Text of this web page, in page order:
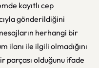
kayıtlı cep
gönderildiğini
herhangi bir
ilanı ile ilgili olmadığını
parçası olduğunu ifade